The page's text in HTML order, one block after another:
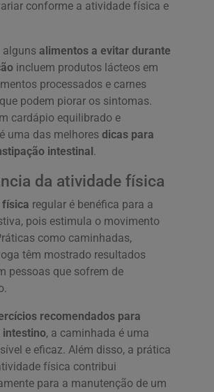
conforme a atividade física e
alguns alimentos a evitar durante
incluem produtos lácteos em
processados e carnes
podem piorar os sintomas.
cardápio equilibrado e
uma das melhores dicas para
intestinal.
da atividade física
regular é benéfica para a
pois estimula o movimento
como caminhadas,
têm mostrado resultados
pessoas que sofrem de
recomendados para
intestino, a caminhada é uma
e eficaz. Além disso, a prática
física contribui
para a manutenção de um